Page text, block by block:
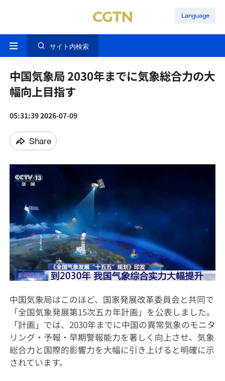
Language
サイト内検索
中国気象局 2030年までに気象総合力の大
幅向上目指す
05:31:39 2026-07-09
Share
中国気象局はこのほど、国家発展改革委員会と共同で
「全国気象発展第15次五カ年計画」を公表しました。
「計画」では、2030年までに中国の異常気象のモニタ
リング・予報・早期警報能力を著しく向上させ、気象
総合力と国際的影響力を大幅に引き上げると明確に示
されています。